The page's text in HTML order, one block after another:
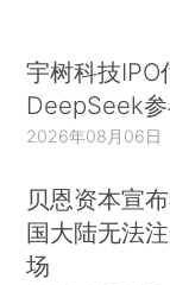
宇树科技
DeepSeek
2026年08月06日
贝恩资本宣
国大陆无法
场